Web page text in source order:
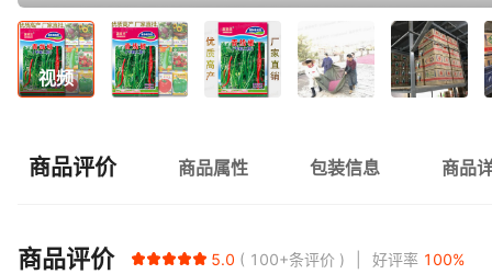
视频
商品评价 商品属性 包装信息 商品
商品评价 5.0 100+条评价 好评率 100%